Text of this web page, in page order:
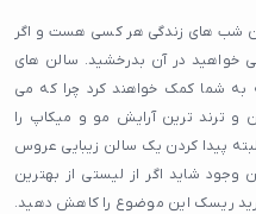
شب های زندگی هر کسی هست و اگر
خواهید در آن بدرخشید. سالن های
به شما کمک خواهند کرد چرا که می
و ترند ترین آرایش مو و میکاپ را
پیدا کردن یک سالن زیبایی عروس
شاید اگر از لیستی از بهترین
ریسک این موضوع را کاهش دهید.